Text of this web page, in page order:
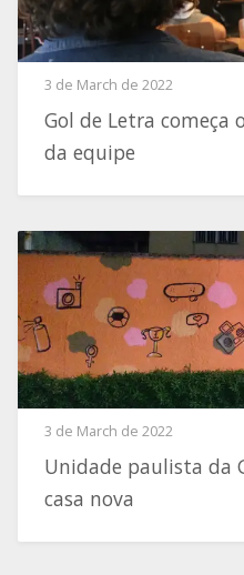
3 de March de 2022
Gol de Letra começa
da equipe
3 de March de 2022
Unidade paulista da
casa nova